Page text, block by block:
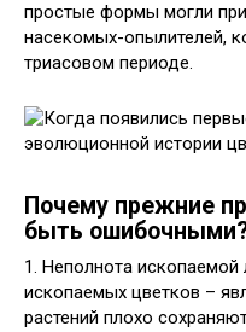
простые формы могли
насекомых-опылителей,
триасовом периоде.
Почему прежние
быть
1. Неполнота ископаемой
ископаемых цветков –
растений плохо